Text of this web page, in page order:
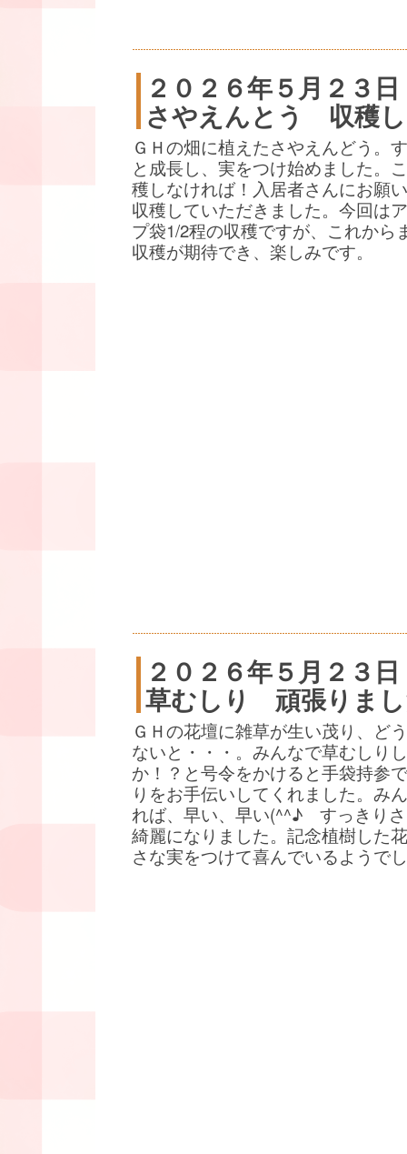
２０２６年５月２３日
さやえんとう 収穫
ＧＨの畑に植えたさやえんどう。
と成長し、実をつけ始めました。
穫しなければ！入居者さんにお願
収穫していただきました。今回は
プ袋1/2程の収穫ですが、これから
収穫が期待でき、楽しみです。
２０２６年５月２３日
草むしり 頑張りま
ＧＨの花壇に雑草が生い茂り、ど
ないと・・・。みんなで草むしり
か！？と号令をかけると手袋持参
りをお手伝いしてくれました。み
れば、早い、早い(^^♪ すっきり
綺麗になりました。記念植樹した
さな実をつけて喜んでいるようで